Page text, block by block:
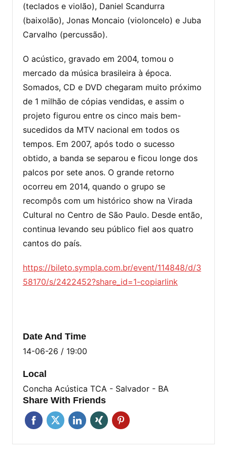
(teclados e violão), Daniel Scandurra
(baixolão), Jonas Moncaio (violoncelo) e Juba
Carvalho (percussão).
O acústico, gravado em 2004, tomou o
mercado da música brasileira à época.
Somados, CD e DVD chegaram muito próximo
de 1 milhão de cópias vendidas, e assim o
projeto figurou entre os cinco mais bem-
sucedidos da MTV nacional em todos os
tempos. Em 2007, após todo o sucesso
obtido, a banda se separou e ficou longe dos
palcos por sete anos. O grande retorno
ocorreu em 2014, quando o grupo se
recompôs com um histórico show na Virada
Cultural no Centro de São Paulo. Desde então,
continua levando seu público fiel aos quatro
cantos do país.
https://bileto.sympla.com.br/event/114848/d/3
58170/s/2422452?share_id=1-copiarlink
Date And Time
14-06-26 / 19:00
Local
Concha Acústica TCA - Salvador - BA
Share With Friends